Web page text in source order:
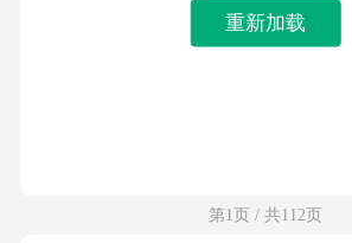
重新加载
第1页 / 共112页